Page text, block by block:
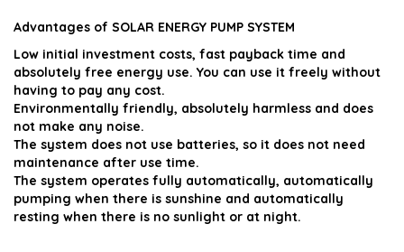
Advantages of SOLAR ENERGY PUMP SYSTEM
Low initial investment costs, fast payback time and
absolutely free energy use. You can use it freely without
having to pay any cost.
Environmentally friendly, absolutely harmless and does
not make any noise.
The system does not use batteries, so it does not need
maintenance after use time.
The system operates fully automatically, automatically
pumping when there is sunshine and automatically
resting when there is no sunlight or at night.